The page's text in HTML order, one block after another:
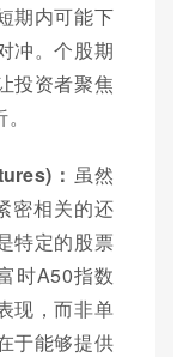
期内可能下
冲。个股期
投资者聚焦
： 虽然
密相关的还
特定的股票
时A50指数
现，而非单
于能够提供